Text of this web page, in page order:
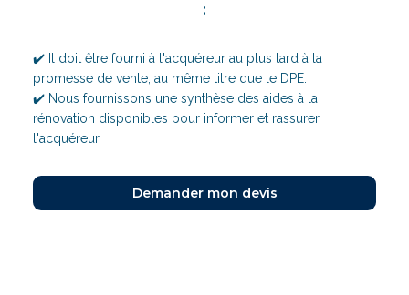
:
✔️ Il doit être fourni à l'acquéreur au plus tard à la
promesse de vente, au même titre que le DPE.
✔️ Nous fournissons une synthèse des aides à la
rénovation disponibles pour informer et rassurer
l'acquéreur.
Demander mon devis